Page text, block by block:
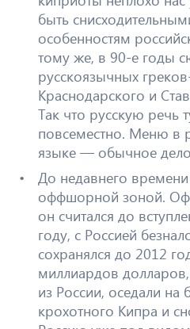
быть
особенностям
тому же, в 90-е годы
русскоязычных
Краснодарского и
Так что русскую речь
повсеместно. Меню в
языке — обычное
До недавнего
оффшорной зоной.
он считался до
году, с Россией
сохранялся до 2012
миллиардов
из России, оседали на
крохотного Кипра и